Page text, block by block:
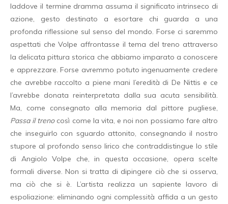
laddove il termine dramma assuma il significato intrinseco di
azione, gesto destinato a esortare chi guarda a una
profonda riflessione sul senso del mondo. Forse ci saremmo
aspettati che Volpe affrontasse il tema del treno attraverso
la delicata pittura storica che abbiamo imparato a conoscere
e apprezzare. Forse avremmo potuto ingenuamente credere
che avrebbe raccolto a piene mani l’eredità di De Nittis e ce
l’avrebbe donata reinterpretata dalla sua acuta sensibilità.
Ma, come consegnato alla memoria dal pittore pugliese,
Passa il treno così come la vita, e noi non possiamo fare altro
che inseguirlo con sguardo attonito, consegnando il nostro
stupore al profondo senso lirico che contraddistingue lo stile
di Angiolo Volpe che, in questa occasione, opera scelte
formali diverse. Non si tratta di dipingere ciò che si osserva,
ma ciò che si è. L’artista realizza un sapiente lavoro di
espoliazione: eliminando ogni complessità affida a un gesto